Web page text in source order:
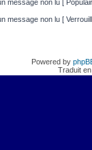
message non lu [
message non lu [
Powered by
Traduit